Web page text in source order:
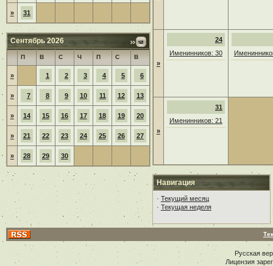
» 31
Сентябрь 2026
П В С Ч П С В
» 1 2 3 4 5 6
» 7 8 9 10 11 12 13
» 14 15 16 17 18 19 20
» 21 22 23 24 25 26 27
» 28 29 30
»
24
Именинников: 30
»
31
Именинников: 21
Навигация
· Текущий месяц
· Текущая неделя
Русская
Лицензия